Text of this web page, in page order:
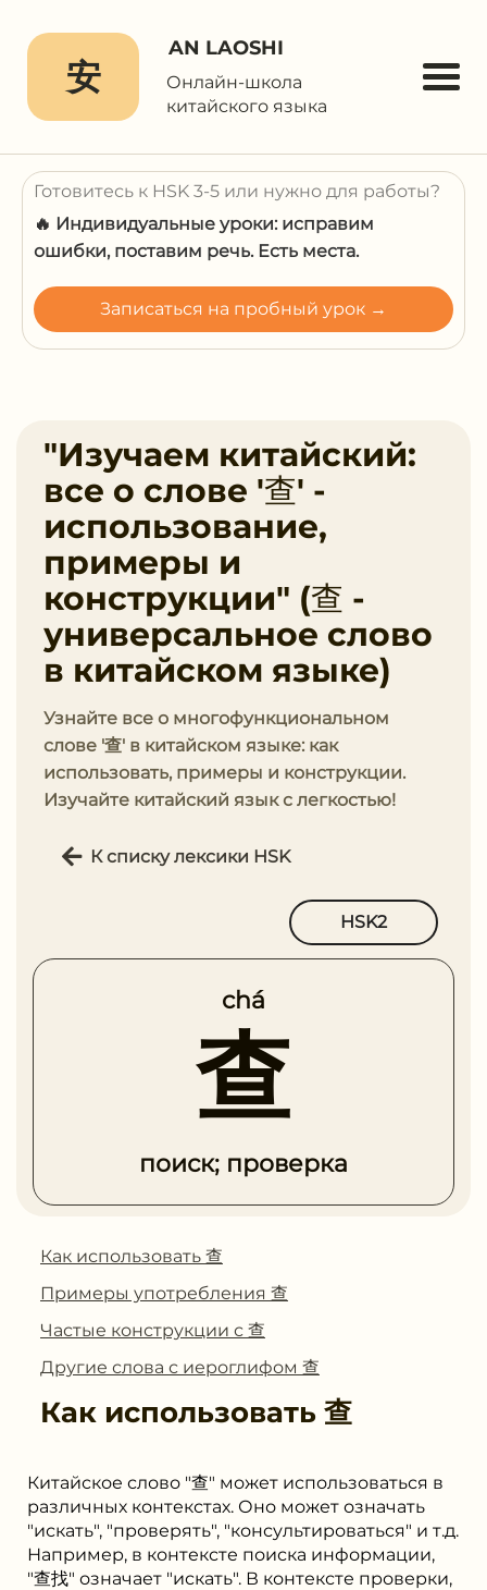
安
AN LAOSHI
Онлайн-школа
китайского языка
Готовитесь к HSK 3-5 или нужно для работы?
🔥 Индивидуальные уроки: исправим
ошибки, поставим речь. Есть места.
Записаться на пробный урок →
"Изучаем китайский:
все о слове '查' -
использование,
примеры и
конструкции" (查 -
универсальное слово
в китайском языке)
Узнайте все о многофункциональном
слове '查' в китайском языке: как
использовать, примеры и конструкции.
Изучайте китайский язык с легкостью!
К списку лексики HSK
HSK2
chá
查
поиск; проверка
Как использовать 查
Примеры употребления 查
Частые конструкции с 查
Другие слова с иероглифом 查
Как использовать 查
Китайское слово "查" может использоваться в
различных контекстах. Оно может означать
"искать", "проверять", "консультироваться" и т.д.
Например, в контексте поиска информации,
"查找" означает "искать". В контексте проверки,